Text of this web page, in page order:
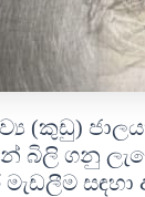
(කුඩු)
බිලි ගනු